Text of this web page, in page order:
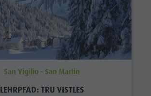
San Vigilio - San Martin
LEHRPFAD: TRU VISTLES